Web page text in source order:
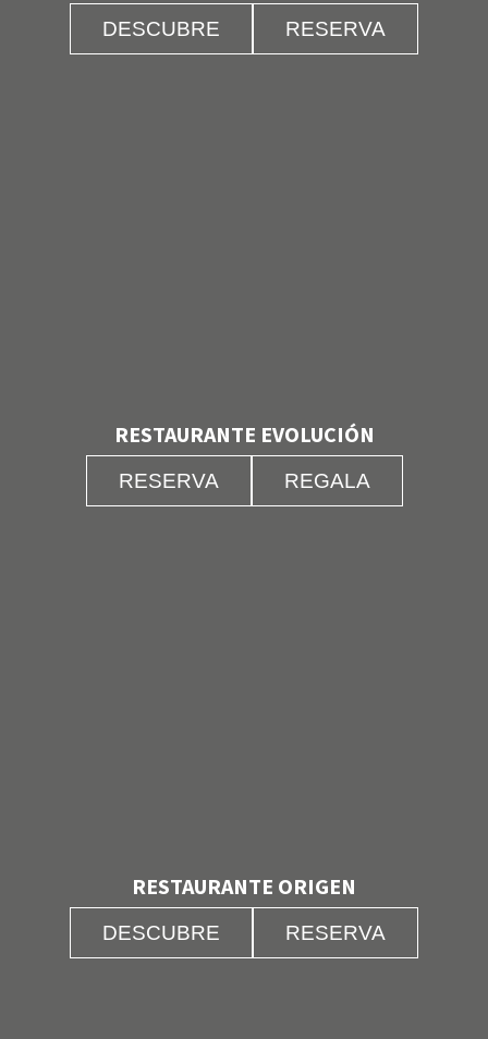
DESCUBRE RESERVA
RESTAURANTE EVOLUCIÓN
RESERVA REGALA
RESTAURANTE ORIGEN
DESCUBRE RESERVA